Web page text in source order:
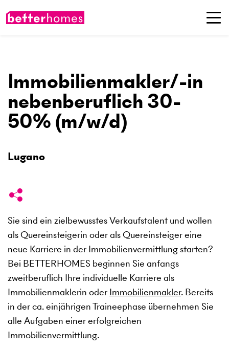
Immobilienmakler/-in
nebenberuflich 30-
50% (m/w/d)
Lugano
Sie sind ein zielbewusstes Verkaufstalent und wollen
als Quereinsteigerin oder als Quereinsteiger eine
neue Karriere in der Immobilienvermittlung starten?
Bei BETTERHOMES beginnen Sie anfangs
zweitberuflich Ihre individuelle Karriere als
Immobilienmaklerin oder Immobilienmakler. Bereits
in der ca. einjährigen Traineephase übernehmen Sie
alle Aufgaben einer erfolgreichen
Immobilienvermittlung.